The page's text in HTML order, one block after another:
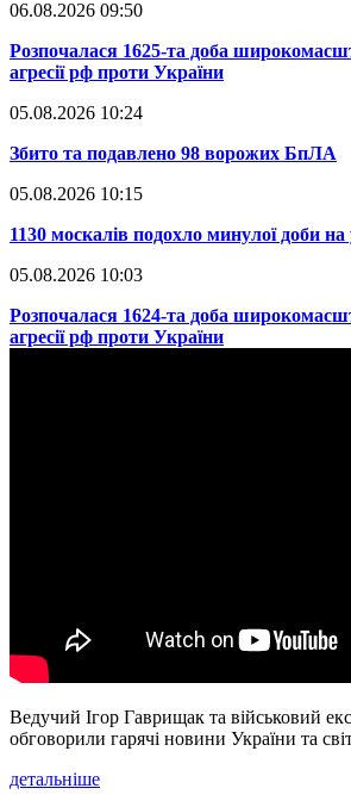
06.08.2026 09:50
​Розпочалася 1625-та доба
агресії рф проти України
05.08.2026 10:24
​Збито та подавлено 98 ворожих БпЛА
05.08.2026 10:15
​1130 москалів подохло минулої доби на
05.08.2026 10:03
​Розпочалася 1624-та доба
агресії рф проти України
Ведучий Ігор Гаврищак та військовий
обговорили гарячі новини України та
детальніше